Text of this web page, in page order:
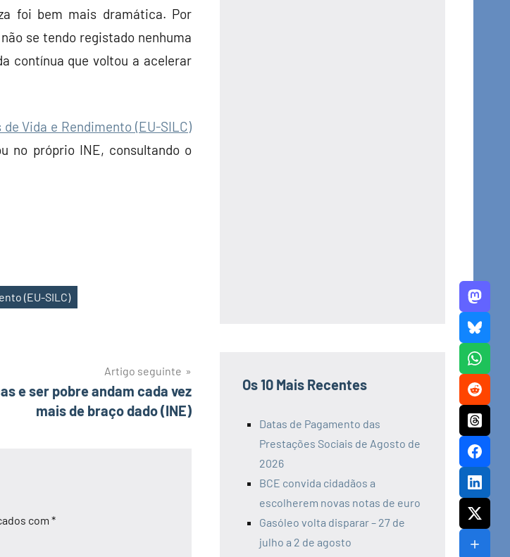
foi bem mais dramática. Por
se tendo registado nenhuma
contínua que voltou a acelerar
Vida e Rendimento (EU-SILC)
no próprio INE, consultando o
(EU-SILC)
Artigo seguinte
e ser pobre andam cada vez
mais de braço dado (INE)
com *
Os 10 Mais Recentes
Datas de Pagamento das
Prestações Sociais de Agosto de
2026
BCE convida cidadãos a
escolherem novas notas de euro
Gasóleo volta disparar – 27 de
julho a 2 de agosto